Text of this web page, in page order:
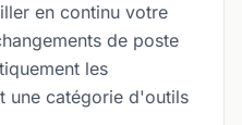
en continu votre
de poste
les
une catégorie d'outils